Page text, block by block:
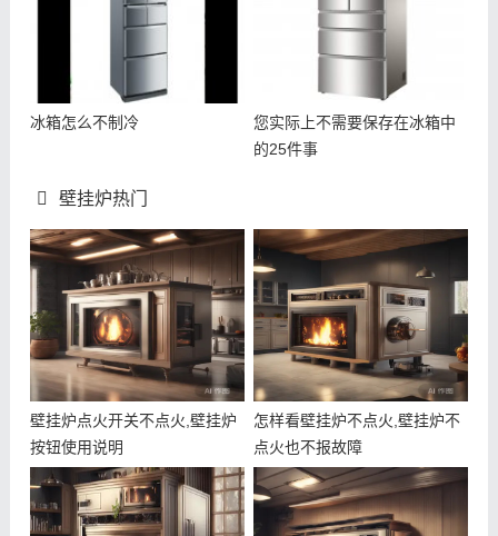
冰箱怎么不制冷
您实际上不需要保存在冰箱中
的25件事
壁挂炉热门
壁挂炉点火开关不点火,壁挂炉
按钮使用说明
怎样看壁挂炉不点火,壁挂炉不
点火也不报故障